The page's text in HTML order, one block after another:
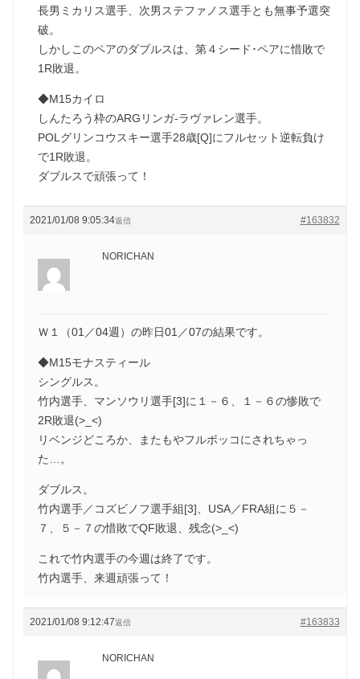
長男ミカリス選手、次男ステファノス選手とも無事予選突
破。
しかしこのペアのダブルスは、第４シード･ペアに惜敗で
1R敗退。
◆M15カイロ
しんたろう枠のARGリンガ-ラヴァレン選手。
POLグリンコウスキー選手28歳[Q]にフルセット逆転負け
で1R敗退。
ダブルスで頑張って！
2021/01/08 9:05:34 #163832
返信
NORICHAN
Ｗ１（01／04週）の昨日01／07の結果です。
◆M15モナスティール
シングルス。
竹内選手、マンソウリ選手[3]に１－６、１－６の惨敗で
2R敗退(>_<)
リベンジどころか、またもやフルボッコにされちゃっ
た…。
ダブルス。
竹内選手／コズビノフ選手組[3]、USA／FRA組に５－
７、５－７の惜敗でQF敗退、残念(>_<)
これで竹内選手の今週は終了です。
竹内選手、来週頑張って！
2021/01/08 9:12:47 #163833
返信
NORICHAN